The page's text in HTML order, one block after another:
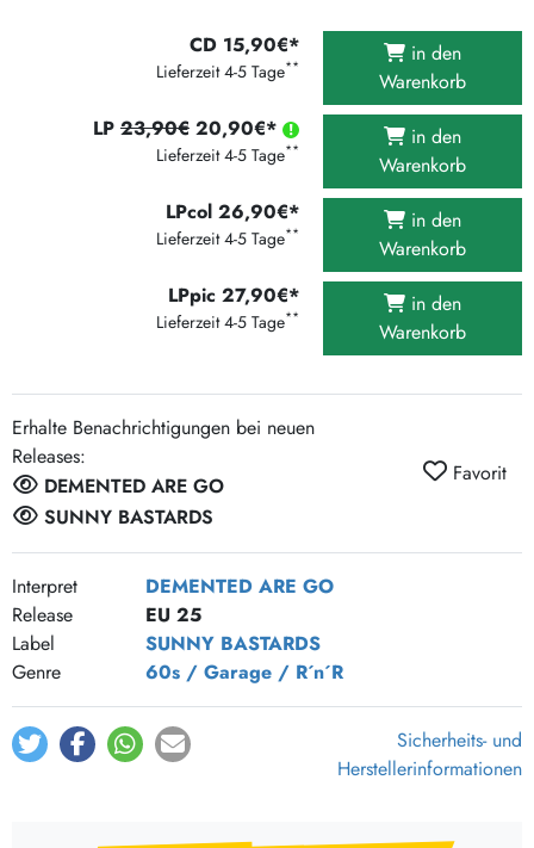
CD 15,90€*
Lieferzeit 4-5 Tage**
in den
Warenkorb
LP 23,90€20,90€*
Lieferzeit 4-5 Tage**
in den
Warenkorb
LPcol 26,90€*
Lieferzeit 4-5 Tage**
in den
Warenkorb
LPpic 27,90€*
Lieferzeit 4-5 Tage**
in den
Warenkorb
Erhalte Benachrichtigungen bei neuen
Releases:
DEMENTED ARE GO
SUNNY BASTARDS
Favorit
Interpret
DEMENTED ARE GO
Release
EU 25
Label
SUNNY BASTARDS
Genre
60s / Garage / R´n´R
Sicherheits- und
Herstellerinformationen